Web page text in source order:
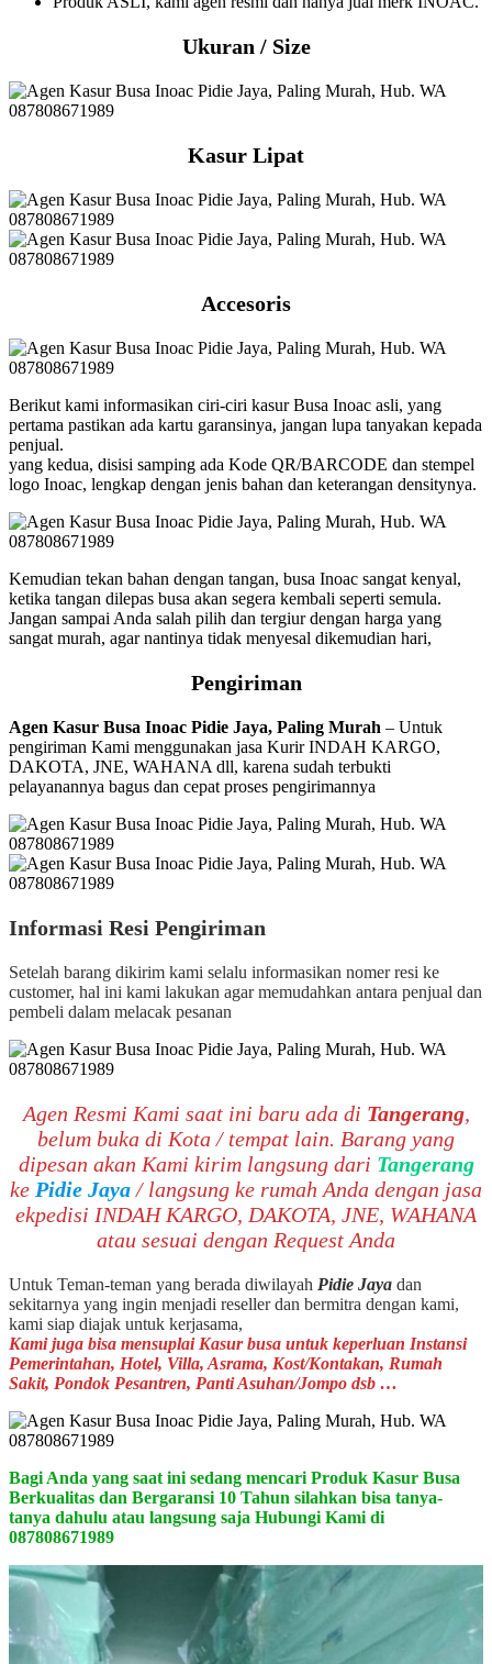
Ukuran / Size
Kasur Lipat
Accesoris
Berikut kami informasikan ciri-ciri kasur Busa Inoac asli, yang
pertama pastikan ada kartu garansinya, jangan lupa tanyakan kepada
penjual.
yang kedua, disisi samping ada Kode QR/BARCODE dan stempel
logo Inoac, lengkap dengan jenis bahan dan keterangan densitynya.
Kemudian tekan bahan dengan tangan, busa Inoac sangat kenyal,
ketika tangan dilepas busa akan segera kembali seperti semula.
Jangan sampai Anda salah pilih dan tergiur dengan harga yang
sangat murah, agar nantinya tidak menyesal dikemudian hari,
Pengiriman
Agen Kasur Busa Inoac Pidie Jaya, Paling Murah – Untuk
pengiriman Kami menggunakan jasa Kurir INDAH KARGO,
DAKOTA, JNE, WAHANA dll, karena sudah terbukti
pelayanannya bagus dan cepat proses pengirimannya
Informasi Resi Pengiriman
Setelah barang dikirim kami selalu informasikan nomer resi ke
customer, hal ini kami lakukan agar memudahkan antara penjual dan
pembeli dalam melacak pesanan
Agen Resmi Kami saat ini baru ada di Tangerang,
belum buka di Kota / tempat lain. Barang yang
dipesan akan Kami kirim langsung dari Tangerang
ke Pidie Jaya/ langsung ke rumah Anda dengan jasa
ekpedisi INDAH KARGO, DAKOTA, JNE, WAHANA
atau sesuai dengan Request Anda
Untuk Teman-teman yang berada diwilayah Pidie Jaya dan
sekitarnya yang ingin menjadi reseller dan bermitra dengan kami,
kami siap diajak untuk kerjasama,
Kami juga bisa mensuplai Kasur busa untuk keperluan Instansi
Pemerintahan, Hotel, Villa, Asrama, Kost/Kontakan, Rumah
Sakit, Pondok Pesantren, Panti Asuhan/Jompo dsb …
Bagi Anda yang saat ini sedang mencari Produk Kasur Busa
Berkualitas dan Bergaransi 10 Tahun silahkan bisa tanya-
tanya dahulu atau langsung saja Hubungi Kami di
087808671989